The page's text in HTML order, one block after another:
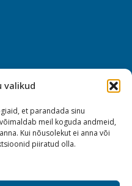
valikud
et parandada sinu
meil koguda andmeid,
Kui nõusolekut ei anna või
piiratud olla.